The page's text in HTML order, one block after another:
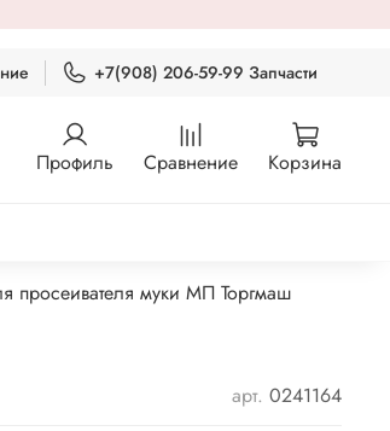
+7(908) 206-59-99 Запчасти
Профиль Сравнение Корзина
просеивателя муки МП Торгмаш
арт. 0241164